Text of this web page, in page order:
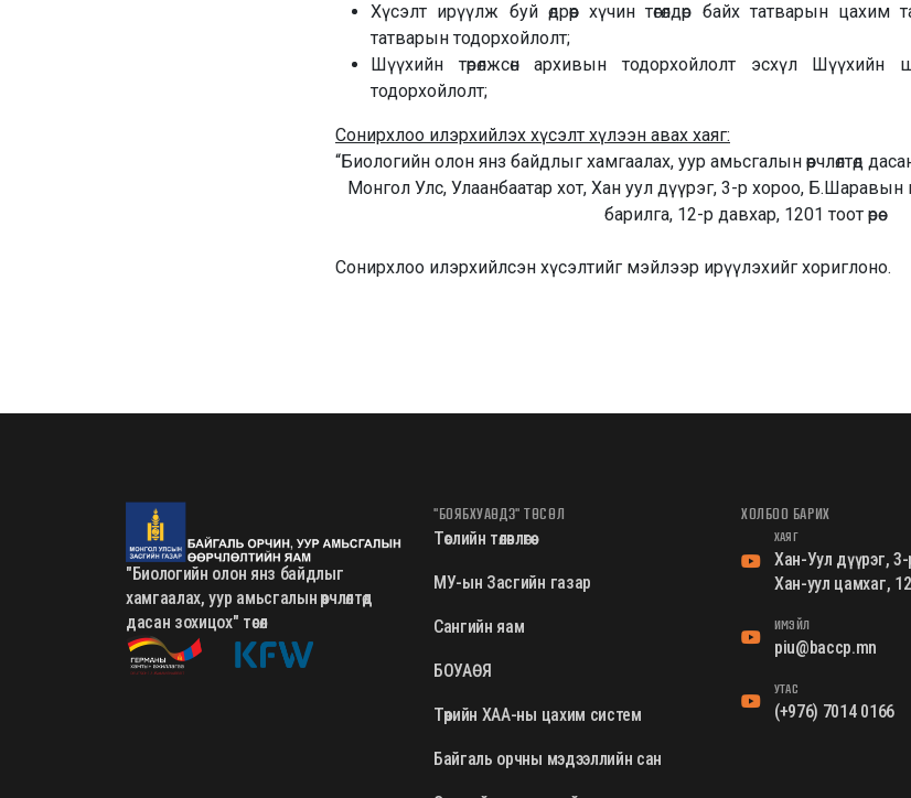
Хүсэлт ирүүлж буй өдрөөр хүчин төгөлдөр байх татварын цахим
татварын тодорхойлолт;
Шүүхийн төрөлжсөн архивын тодорхойлолт эсхүл Шүүхийн
тодорхойлолт;
Сонирхлоо илэрхийлэх хүсэлт хүлээн авах хаяг:
“Биологийн олон янз байдлыг хамгаалах, уур амьсгалын өөрчлөлтөд
Монгол Улс, Улаанбаатар хот, Хан уул дүүрэг, 3-р хороо,
барилга, 12-р давхар, 1201 тоот өрөө
Сонирхлоо илэрхийлсэн хүсэлтийг мэйлээр ирүүлэхийг хориглоно.
"Биологийн олон янз байдлыг
хамгаалах, уур амьсгалын өөрчлөлтөд
дасан зохицох" төсөл
"БОЯБХУАӨДЗ" ТӨСӨЛ
Төслийн төлөвлөгөө
МУ-ын Засгийн газар
Сангийн яам
БОУАӨЯ
Төрийн ХАА-ны цахим систем
Байгаль орчны мэдээллийн сан
ХОЛБОО БАРИХ
ХАЯГ
Хан-Уул дүүрэг,
Хан-уул цамхаг,
ИМЭЙЛ
piu@baccp.mn
УТАС
(+976) 7014 0166